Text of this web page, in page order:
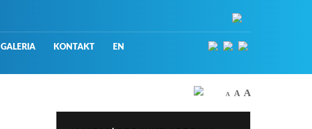
GALERIA KONTAKT EN
A A A